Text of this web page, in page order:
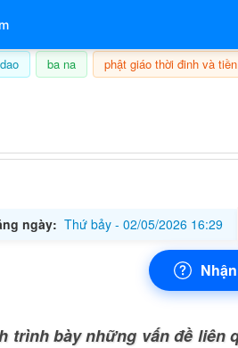
ba na phật giáo thời đinh và
ngày: Thứ bảy - 02/05/2026 16:29
trình bày những vấn đề liên